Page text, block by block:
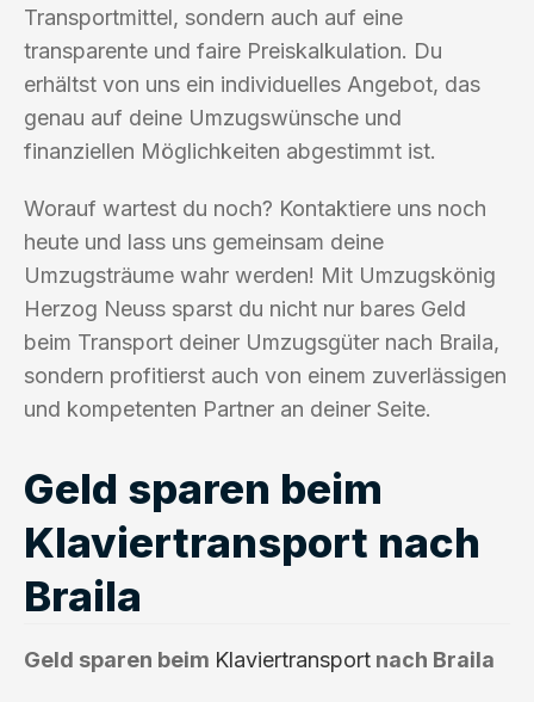
Transportmittel, sondern auch auf eine
transparente und faire Preiskalkulation. Du
erhältst von uns ein individuelles Angebot, das
genau auf deine Umzugswünsche und
finanziellen Möglichkeiten abgestimmt ist.
Worauf wartest du noch? Kontaktiere uns noch
heute und lass uns gemeinsam deine
Umzugsträume wahr werden! Mit Umzugskönig
Herzog Neuss sparst du nicht nur bares Geld
beim Transport deiner Umzugsgüter nach Braila,
sondern profitierst auch von einem zuverlässigen
und kompetenten Partner an deiner Seite.
Geld sparen beim
Klaviertransport nach
Braila
Geld sparen beim Klaviertransport nach Braila